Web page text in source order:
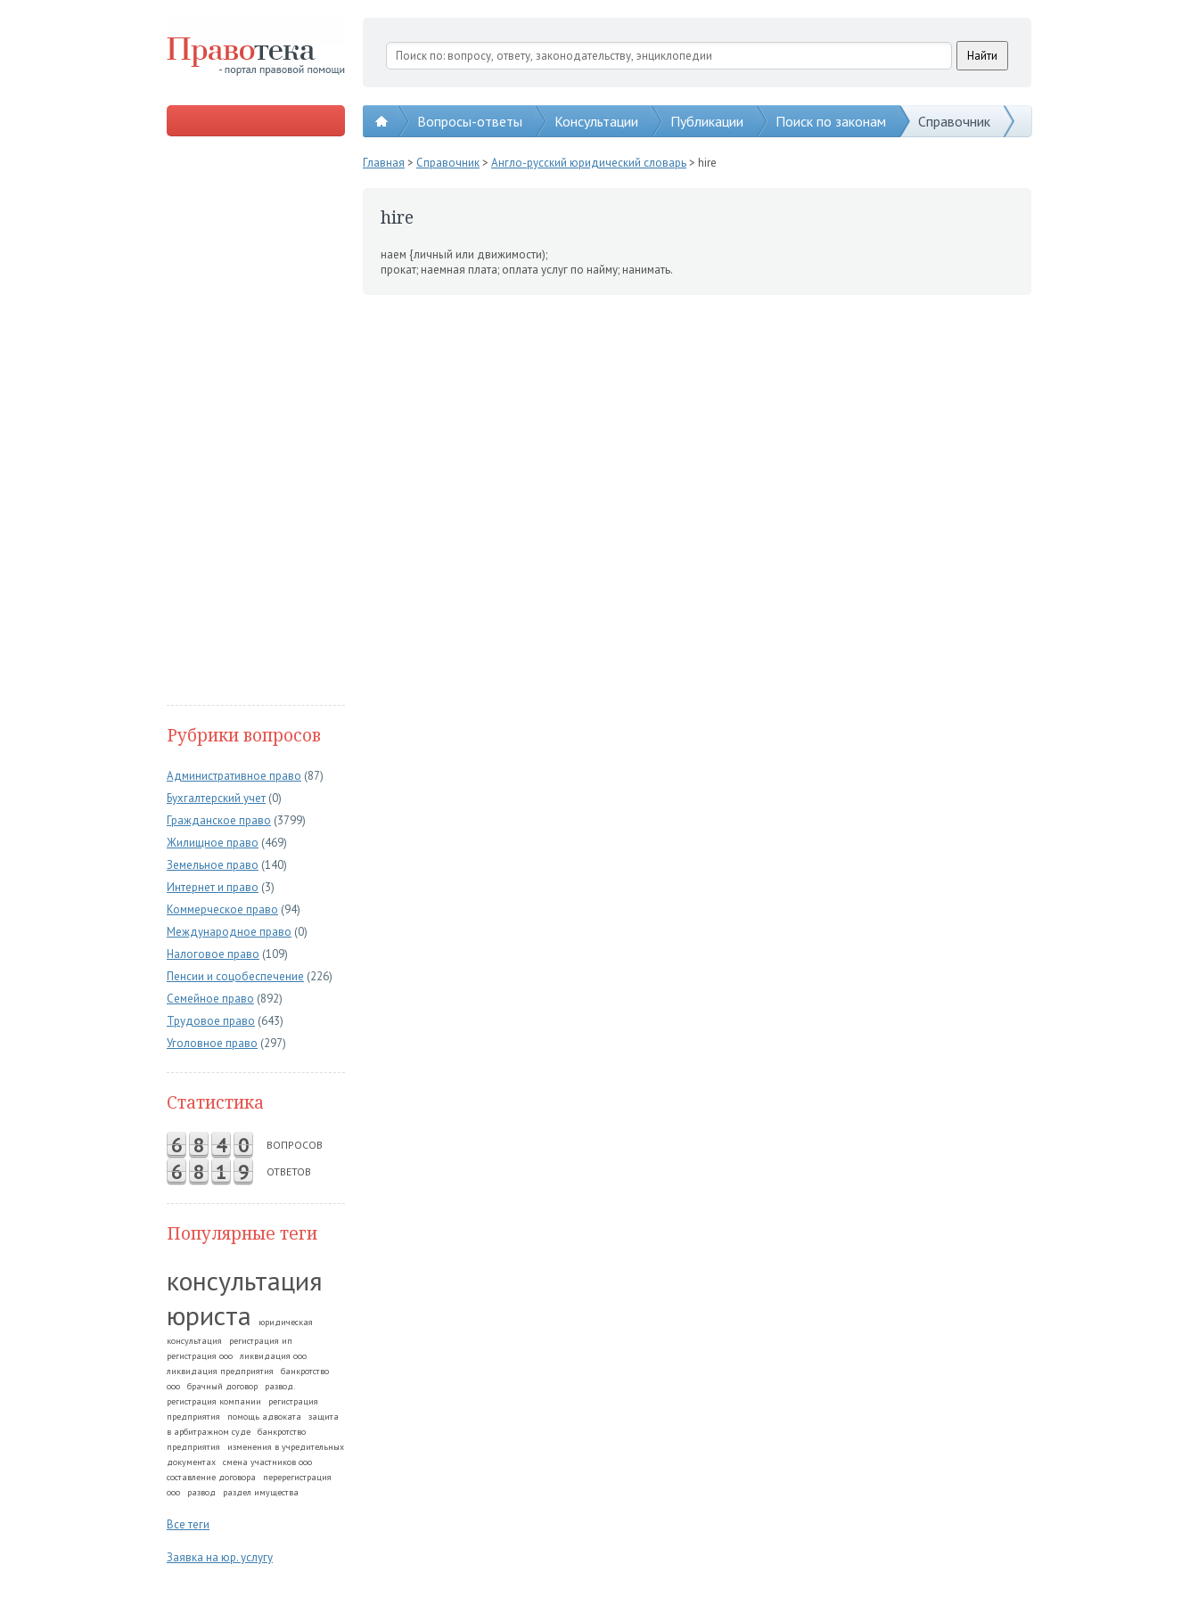
Вопросы-ответы Консультации Публикации Поиск по законам Справочник
Рубрики вопросов
Административное право (87)
Бухгалтерский учет (0)
Гражданское право (3799)
Жилищное право (469)
Земельное право (140)
Интернет и право (3)
Коммерческое право (94)
Международное право (0)
Налоговое право (109)
Пенсии и соцобеспечение (226)
Семейное право (892)
Трудовое право (643)
Уголовное право (297)
Статистика
6 8 4 0 ВОПРОСОВ
6 8 1 9 ОТВЕТОВ
Популярные теги
консультация
юриста
юридическая
консультация
регистрация ип
регистрация ооо
ликвидация ооо
ликвидация предприятия
банкротство
ооо
брачный договор
развод.
регистрация компании
регистрация
предприятия
помощь адвоката
защита
в арбитражном суде
банкротство
предприятия
изменения в учредительных
документах
смена участников ооо
составление договора
перерегистрация
ооо
развод раздел имущества
Все теги
Заявка на юр. услугу
Главная > Справочник> Англо-русский юридический словарь> hire
hire
наем {личный или движимости);
прокат; наемная плата; оплата услуг по найму; нанимать.